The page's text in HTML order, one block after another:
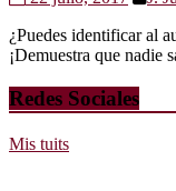
¿Puedes identificar al
¡Demuestra que nadie
Redes Sociales
Mis tuits